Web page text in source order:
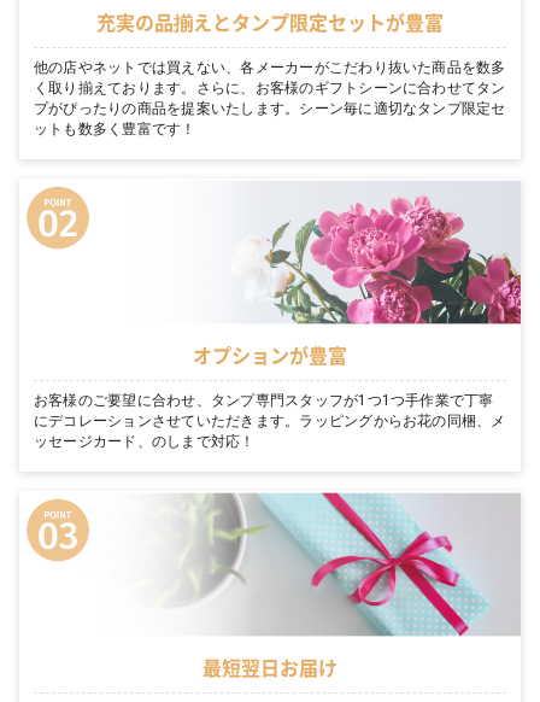
充実の品揃えとタンプ限定セットが豊富
他の店やネットでは買えない、各メーカーがこだわり抜いた商品を数多
く取り揃えております。さらに、お客様のギフトシーンに合わせてタン
プがぴったりの商品を提案いたします。シーン毎に適切なタンプ限定セ
ットも数多く豊富です！
オプションが豊富
お客様のご要望に合わせ、タンプ専門スタッフが1つ1つ手作業で丁寧
にデコレーションさせていただきます。ラッピングからお花の同梱、メ
ッセージカード、のしまで対応！
最短翌日お届け